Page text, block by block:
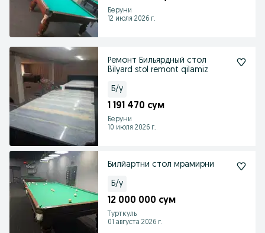
Беруни
12 июля 2026 г.
Ремонт Бильярдный стол
Bilyard stol remont qilamiz
Б/у
1 191 470 сум
Беруни
10 июля 2026 г.
Билйартни стол мрамирни
Б/у
12 000 000 сум
Турткуль
01 августа 2026 г.